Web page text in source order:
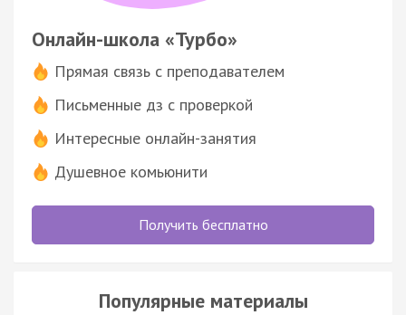
Онлайн-школа «Турбо»
Прямая связь с преподавателем
Письменные дз с проверкой
Интересные онлайн-занятия
Душевное комьюнити
Получить бесплатно
Популярные материалы